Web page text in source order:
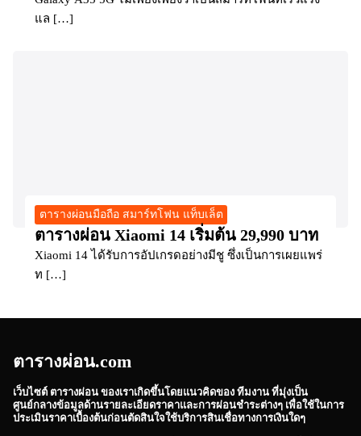
แล […]
ตารางผ่อนมือถือ สมาร์ทโฟน แท็บเล็ต
ตารางผ่อน Xiaomi 14 เริ่มต้น 29,990 บาท
Xiaomi 14 ได้รับการอัปเกรดอย่างมีชู ซึ่งเป็นการเผยแพร่
ท […]
ตารางผ่อน.com
เว็บไซต์ ตารางผ่อน ของเราเกิดขึ้นโดยแนวคิดของ ทีมงาน ที่มุ่งเป็น
ศูนย์กลางข้อมูลด้านรายละเอียดราคาและการผ่อนชำระต่างๆ เพื่อใช้ในการ
ประเมินราคาเบื้องต้นก่อนตัดสินใจใช้บริการสินเชื่อทางการเงินใดๆ